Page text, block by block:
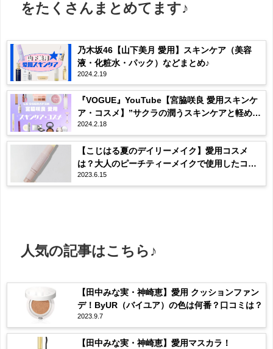
をたくさんまとめてます♪
乃木坂46【山下美月 愛用】スキンケア（美容
液・化粧水・パック）などまとめ♪
2024.2.19
『VOGUE』YouTube【宮脇咲良 愛用スキンケ
ア・コスメ】”サクラの潤うスキンケアと軽めの
セルフメイク。”紹介アイテム・内容まとめ♪
2024.2.18
【こじはる夏のデイリーメイク】愛用コスメ
は？大人のピーチティーメイクで使用したコス
メまとめ！
2023.6.15
人気の記事はこちら♪
【田中みな実・神崎恵】愛用 クッションファン
デ！ByUR（バイユア）の色は何番？口コミは？
2023.9.7
【田中みな実・神崎恵】愛用マスカラ！